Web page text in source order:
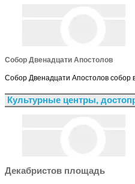
Собор Двенадцати Апостолов
Собор Двенадцати Апостолов собор
Культурные центры,
Декабристов площадь